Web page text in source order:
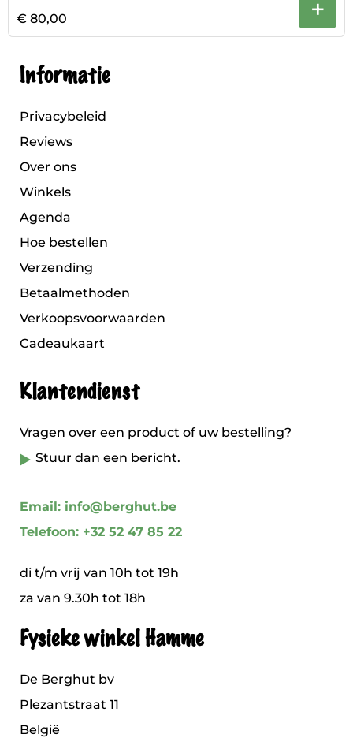
€ 80,00 +
Informatie
Privacybeleid
Reviews
Over ons
Winkels
Agenda
Hoe bestellen
Verzending
Betaalmethoden
Verkoopsvoorwaarden
Cadeaukaart
Klantendienst
Vragen over een product of uw bestelling?
Stuur dan een bericht.
Email: info@berghut.be
Telefoon: +32 52 47 85 22
di t/m vrij van 10h tot 19h
za van 9.30h tot 18h
Fysieke winkel Hamme
De Berghut bv
Plezantstraat 11
België